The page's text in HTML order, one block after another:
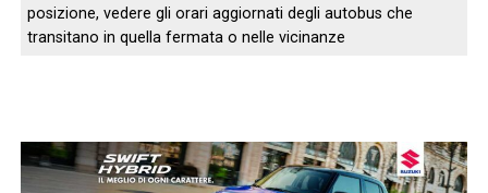
posizione, vedere gli orari aggiornati degli autobus che
transitano in quella fermata o nelle vicinanze